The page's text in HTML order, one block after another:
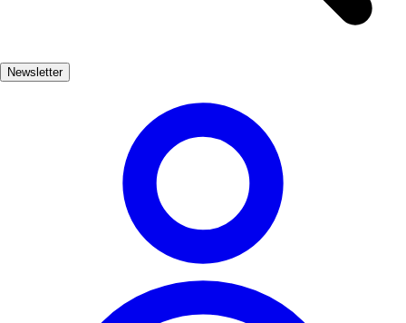
Newsletter
vibrant culture thrives. The blend of historical sites, modern
travelers seeking both adventure and history.
CulturaMuy Popular
La mejor época del año para visitar Pamplona es durante los meses
de verano, cuando el clima es cálido y hay numerosas festividades.
Sin embargo, la primavera también ofrece un ambiente agradable y
menos multitudes.